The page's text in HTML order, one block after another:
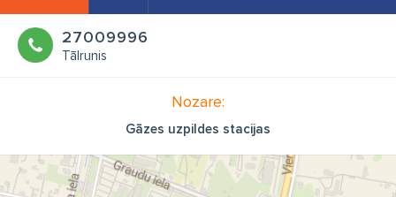
27009996
Tālrunis
Nozare:
Gāzes uzpildes stacijas